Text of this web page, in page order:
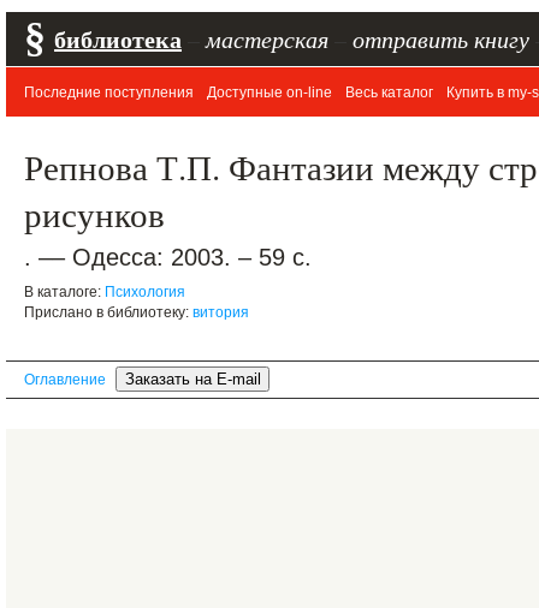
§ библиотека мастерская отправить книгу
Последние поступления Доступные on-line Весь каталог Купить в my-
Репнова Т.П. Фантазии между
рисунков
. –– Одесса: 2003. – 59 с.
В каталоге: Психология
Прислано в библиотеку: витория
Оглавление